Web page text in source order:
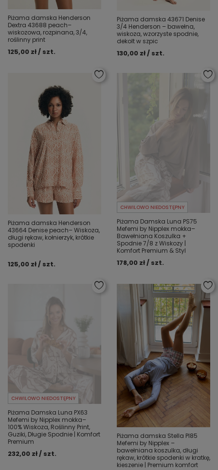
Piżama damska Henderson
Dextra 43688 peach–
wiskozowa, rozpinana, 3/4,
roślinny print
125,00 zł / szt.
Piżama damska 43671 Denise
3/4 Henderson – bawełna,
wiskoza, wzorzyste spodnie,
dekolt w szpic
130,00 zł / szt.
Piżama damska Henderson
43664 Denise peach– Wiskoza,
długi rękaw, kołnierzyk, krótkie
spodenki
125,00 zł / szt.
CHWILOWO NIEDOSTĘPNY
Piżama Damska Luna PS75
Mefemi by Nipplex mokka–
Bawełniana Koszulka +
Spodnie 7/8 z Wiskozy |
Komfort Premium & Styl
178,00 zł / szt.
CHWILOWO NIEDOSTĘPNY
Piżama Damska Luna PX63
Mefemi by Nipplex mokka–
100% Wiskoza, Roślinny Print,
Guziki, Długie Spodnie | Komfort
Premium
232,00 zł / szt.
Piżama damska Stella PI85
Mefemi by Nipplex –
bawełniana koszulka, długi
rękaw, krótkie spodenki w kratkę,
kieszenie | Premium komfort